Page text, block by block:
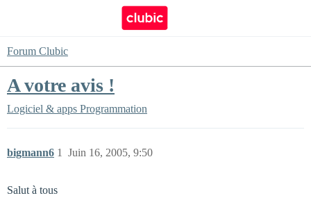
Forum Clubic
A votre avis !
Logiciel & apps Programmation
bigmann6 Juin 16, 2005, 9:50
1
Salut à tous